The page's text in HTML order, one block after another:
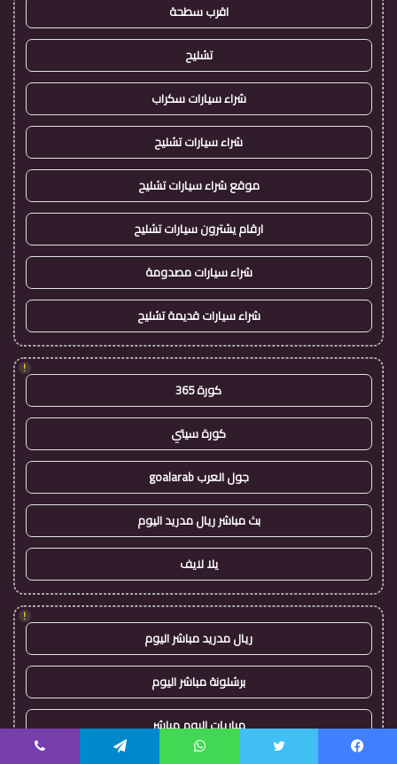
اقرب سطحة
تشليح
شراء سيارات سكراب
شراء سيارات تشليح
موقع شراء سيارات تشليح
ارقام يشترون سيارات تشليح
شراء سيارات مصدومة
شراء سيارات قديمة تشليح
!
كورة 365
كورة سيتي
جول العرب goalarab
بث مباشر ريال مدريد اليوم
يلا لايف
!
ريال مدريد مباشر اليوم
برشلونة مباشر اليوم
مباريات اليوم مباشر